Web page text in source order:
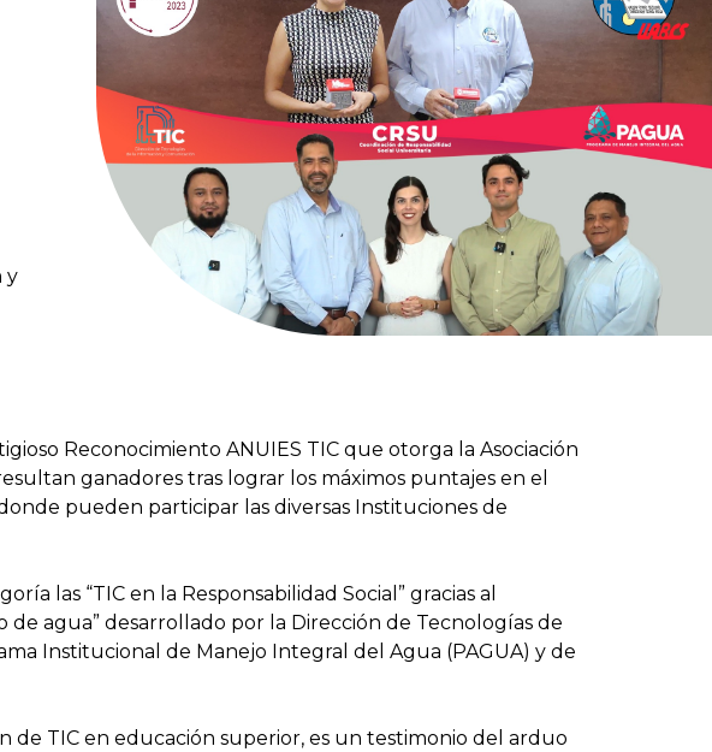
y
Reconocimiento ANUIES TIC que otorga la Asociación
ganadores tras lograr los máximos puntajes en el
pueden participar las diversas Instituciones de
las “TIC en la Responsabilidad Social” gracias al
agua” desarrollado por la Dirección de Tecnologías de
Institucional de Manejo Integral del Agua (PAGUA) y de
TIC en educación superior, es un testimonio del arduo